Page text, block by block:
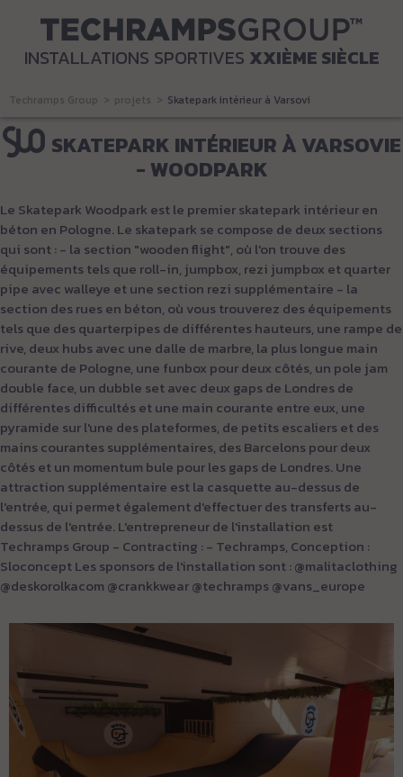
INSTALLATIONS SPORTIVES XXIÈME SIÈCLE
Techramps Group projets Skatepark intérieur à Varsovie - Woodpark
SKATEPARK INTÉRIEUR À VARSOVIE
- WOODPARK
Le Skatepark Woodpark est le premier skatepark intérieur en
béton en Pologne. Le skatepark se compose de deux sections
qui sont : - la section "wooden flight", où l'on trouve des
équipements tels que roll-in, jumpbox, rezi jumpbox et quarter
pipe avec walleye et une section rezi supplémentaire - la
section des rues en béton, où vous trouverez des équipements
tels que des quarterpipes de différentes hauteurs, une rampe de
rive, deux hubs avec une dalle de marbre, la plus longue main
courante de Pologne, une funbox pour deux côtés, un pole jam
double face, un dubble set avec deux gaps de Londres de
différentes difficultés et une main courante entre eux, une
pyramide sur l'une des plateformes, de petits escaliers et des
mains courantes supplémentaires, des Barcelons pour deux
côtés et un momentum bule pour les gaps de Londres. Une
attraction supplémentaire est la casquette au-dessus de
l'entrée, qui permet également d'effectuer des transferts au-
dessus de l'entrée. L'entrepreneur de l'installation est
Techramps Group - Contracting : - Techramps, Conception :
Sloconcept Les sponsors de l'installation sont : @malitaclothing
@deskorolkacom @crankkwear @techramps @vans_europe